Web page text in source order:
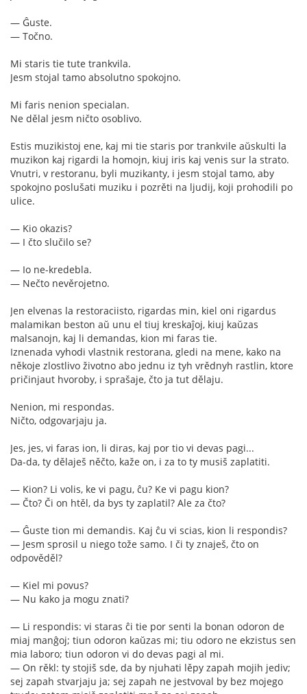
— Ĝuste.
— Točno.
Mi staris tie tute trankvila.
Jesm stojal tamo absolutno spokojno.
Mi faris nenion specialan.
Ne dělal jesm ničto osoblivo.
Estis muzikistoj ene, kaj mi tie staris por trankvile aŭskulti la
muzikon kaj rigardi la homojn, kiuj iris kaj venis sur la strato.
Vnutri, v restoranu, byli muzikanty, i jesm stojal tamo, aby
spokojno poslušati muziku i pozrěti na ljudij, koji prohodili po
ulice.
— Kio okazis?
— I čto slučilo se?
— Io ne-kredebla.
— Nečto nevěrojetno.
Jen elvenas la restoraciisto, rigardas min, kiel oni rigardus
malamikan beston aŭ unu el tiuj kreskaĵoj, kiuj kaŭzas
malsanojn, kaj li demandas, kion mi faras tie.
Iznenada vyhodi vlastnik restorana, gledi na mene, kako na
někoje zlostlivo životno abo jednu iz tyh vrědnyh rastlin, ktore
pričinjaut hvoroby, i sprašaje, čto ja tut dělaju.
Nenion, mi respondas.
Ničto, odgovarjaju ja.
Jes, jes, vi faras ion, li diras, kaj por tio vi devas pagi...
Da-da, ty dělaješ něčto, kaže on, i za to ty musiš zaplatiti.
— Kion? Li volis, ke vi pagu, ĉu? Ke vi pagu kion?
— Čto? Či on htěl, da bys ty zaplatil? Ale za čto?
— Ĝuste tion mi demandis. Kaj ĉu vi scias, kion li respondis?
— Jesm sprosil u niego tože samo. I či ty znaješ, čto on
odpověděl?
— Kiel mi povus?
— Nu kako ja mogu znati?
— Li respondis: vi staras ĉi tie por senti la bonan odoron de
miaj manĝoj; tiun odoron kaŭzas mi; tiu odoro ne ekzistus sen
mia laboro; tiun odoron vi do devas pagi al mi.
— On rěkl: ty stojiš sde, da by njuhati lěpy zapah mojih jediv;
sej zapah stvarjaju ja; sej zapah ne jestvoval by bez mojego